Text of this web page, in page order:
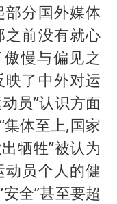
分国外媒体
之前没有就心
慢与偏见之
了中外对运
员”认识方面
体至上,国家
牺牲”被认为
员个人的健
全”甚至要超